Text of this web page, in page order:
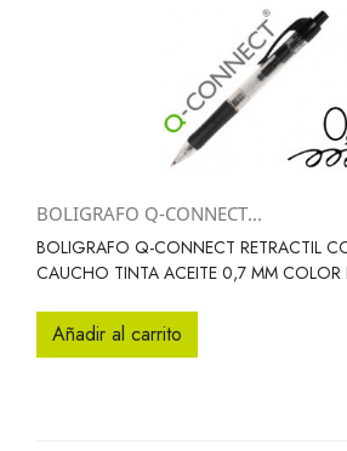
BOLIGRAFO Q-CONNECT...
BOLIGRAFO Q-CONNECT RETRACTIL
CAUCHO TINTA ACEITE 0,7 MM COLOR
Añadir al carrito